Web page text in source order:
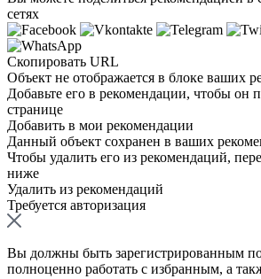
сетях
Скопировать URL
Объект не отображается в блоке ваших
Добавьте его в рекомендации, чтобы он
странице
Добавить в мои рекомендации
Данный объект сохранен в ваших
Чтобы удалить его из рекомендаций,
ниже
Удалить из рекомендаций
Требуется авторизация
Вы должны быть зарегистрированным
полноценно работать с избранным, а